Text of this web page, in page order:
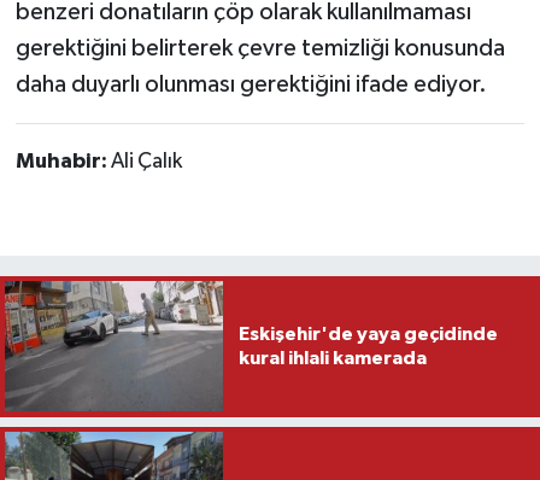
benzeri donatıların çöp olarak kullanılmaması
gerektiğini belirterek çevre temizliği konusunda
daha duyarlı olunması gerektiğini ifade ediyor.
Muhabir: Ali Çalık
Eskişehir'de yaya geçidinde
kural ihlali kamerada